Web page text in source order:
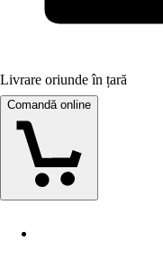
Livrare oriunde în țară
Comandă online